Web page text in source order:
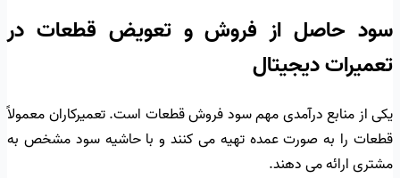
سود حاصل از فروش و تعویض قطعات در
تعمیرات دیجیتال
یکی از منابع درآمدی مهم سود فروش قطعات است. تعمیرکاران معمولاً
قطعات را به صورت عمده تهیه می کنند و با حاشیه سود مشخص به
مشتری ارائه می دهند.